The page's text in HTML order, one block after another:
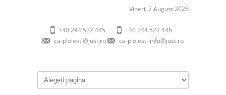
Vineri, 7 August 2026
+40 244 522 445
+40 244 522 446
ca-ploiesti@just.ro
ca-ploiesti-info@just.ro